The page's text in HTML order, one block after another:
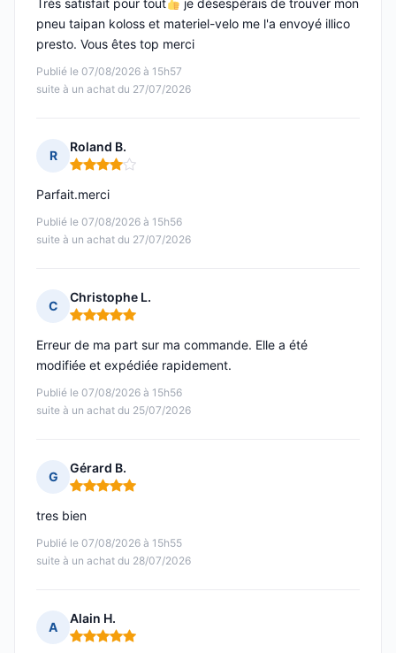
Publié le 07/08/2026 à 15h57
suite à un achat du 27/07/2026
Très satisfait pour tout
je désespérais de trouver mon
pneu taipan koloss et materiel-velo me l'a envoyé illico
presto. Vous êtes top merci
R
Roland B.
Note : 4 sur 5
Publié le 07/08/2026 à 15h56
suite à un achat du 27/07/2026
Parfait.merci
C
Christophe L.
Note : 5 sur 5
Publié le 07/08/2026 à 15h56
suite à un achat du 25/07/2026
Erreur de ma part sur ma commande. Elle a été
modifiée et expédiée rapidement.
G
Gérard B.
Note : 5 sur 5
Publié le 07/08/2026 à 15h55
suite à un achat du 28/07/2026
tres bien
A
Alain H.
Note : 5 sur 5